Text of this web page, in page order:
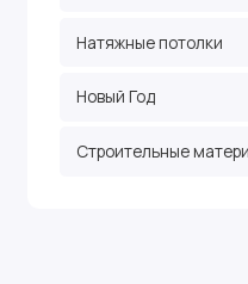
Натяжные потолки
Новый Год
Строительные